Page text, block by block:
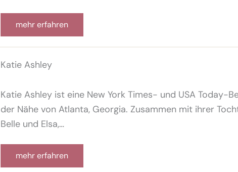
mehr erfahren
Katie Ashley
Katie Ashley ist eine New York Times- und USA Today-
der Nähe von Atlanta, Georgia. Zusammen mit ihrer
Belle und Elsa,…
mehr erfahren